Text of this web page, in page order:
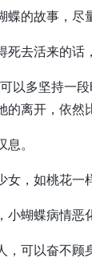
的故事，尽量
去活来的话，
多坚持一段
的离开，依然
。
，如桃花一样
蝴蝶病情恶化
可以奋不顾身